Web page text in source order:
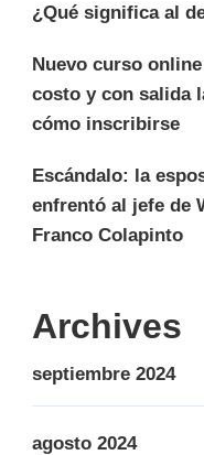
¿Qué significa al
Nuevo curso
costo y con salida
cómo inscribirse
Escándalo: la
enfrentó al jefe de
Franco Colapinto
Archives
septiembre 2024
agosto 2024